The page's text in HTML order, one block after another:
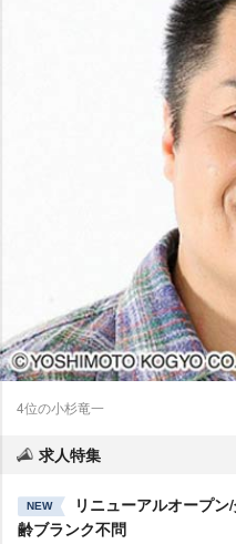
4位の小杉竜一
求人特集
NEW
リニューアルオープ
齢ブランク不問